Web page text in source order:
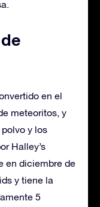
en el
meteoritos, y
y los
Halley’s
en diciembre de
y tiene la
5